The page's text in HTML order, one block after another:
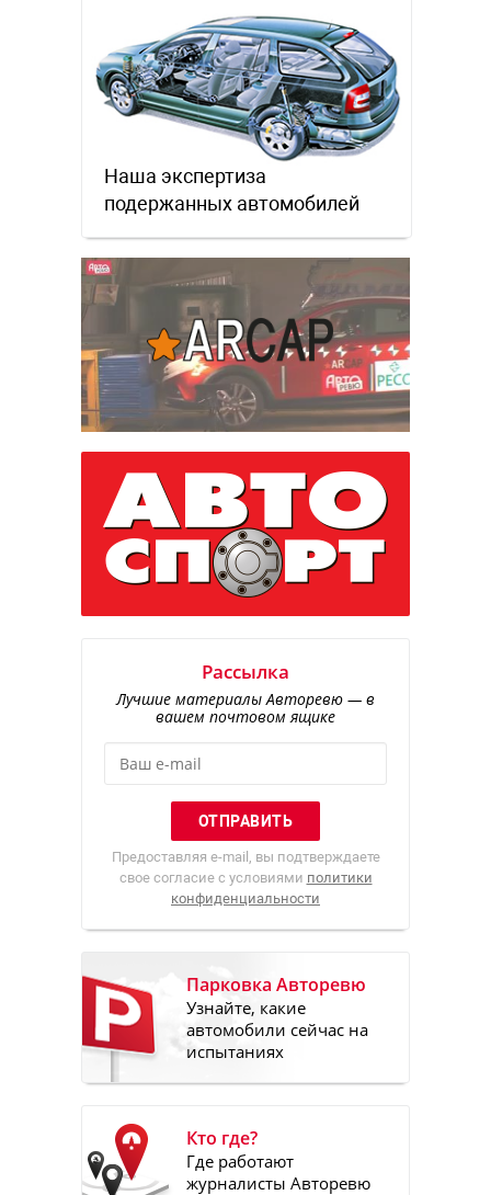
Наша экспертиза
подержанных автомобилей
Рассылка
Лучшие материалы Авторевю — в
вашем почтовом ящике
Предоставляя e-mail, вы подтверждаете
свое согласие с условиями политики
конфиденциальности
Парковка Авторевю
Узнайте, какие
автомобили сейчас на
испытаниях
Кто где?
Где работают
журналисты Авторевю